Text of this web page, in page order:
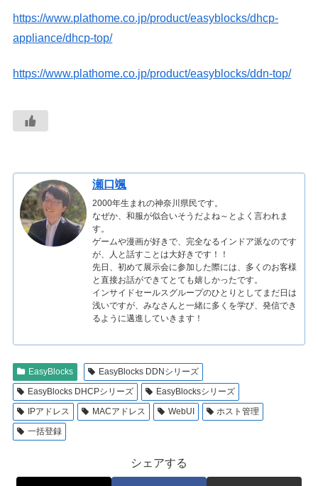
https://www.plathome.co.jp/product/easyblocks/dhcp-
appliance/dhcp-top/
https://www.plathome.co.jp/product/easyblocks/ddn-top/
瀬口颯
2000年生まれの神奈川県民です。
なぜか、和服が似合いそうだよね～とよく言われま
す。
ゲームや漫画が好きで、完全なるインドア派なのです
が、人と話すことは大好きです！！
先日、初めて展示会に参加した際には、多くのお客様
と直接お話ができてとても嬉しかったです。
インサイドセールスグループのひとりとしてまだ日は
浅いですが、みなさんと一緒に多くを学び、発信でき
るように邁進していきます！
EasyBlocks
EasyBlocks DDNシリーズ
EasyBlocks DHCPシリーズ
EasyBlocksシリーズ
IPアドレス
MACアドレス WebUI
ホスト管理
一括登録
シェアする